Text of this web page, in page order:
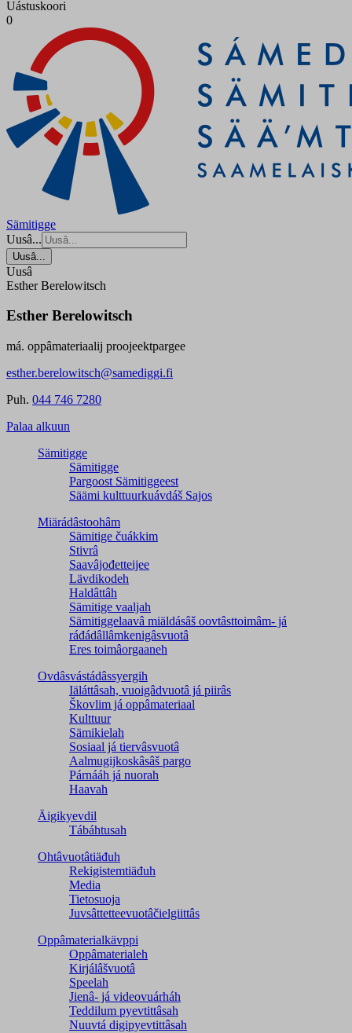
Uástuskoori
0
Sämitigge
Uusâ...
Uusâ...
Uusâ
Esther Berelowitsch
Esther Berelowitsch
má. oppâmateriaalij proojeektpargee
esther.berelowitsch@samediggi.fi
Puh. 044 746 7280
Palaa alkuun
Sämitigge
Sämitigge
Pargoost Sämitiggeest
Säämi kulttuurkuávdáš Sajos
Miärádâstoohâm
Sämitige čuákkim
Stivrâ
Saavâjođetteijee
Lävdikodeh
Haldâttâh
Sämitige vaaljah
Sämitiggelaavâ miäldásâš oovtâsttoimâm- já
ráđádâllâmkenigâsvuotâ
Eres toimâorgaaneh
Ovdâsvástádâssyergih
Iäláttâsah, vuoigâdvuotâ já piirâs
Škovlim já oppâmateriaal
Kulttuur
Sämikielah
Sosiaal já tiervâsvuotâ
Aalmugijkoskâsâš pargo
Párnááh já nuorah
Haavah
Äigikyevdil
Tábáhtusah
Ohtâvuotâtiäđuh
Rekigistemtiäđuh
Media
Tietosuoja
Juvsâttetteevuotâčielgiittâs
Oppâmaterialkävppi
Oppâmaterialeh
Kirjálâšvuotâ
Speelah
Jienâ- já videovuárháh
Teddilum pyevtittâsah
Nuuvtá digipyevtittâsah